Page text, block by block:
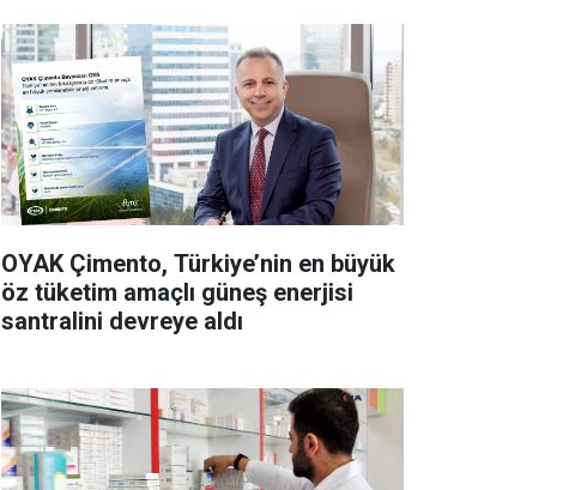
OYAK Çimento, Türkiye’nin en büyük
öz tüketim amaçlı güneş enerjisi
santralini devreye aldı